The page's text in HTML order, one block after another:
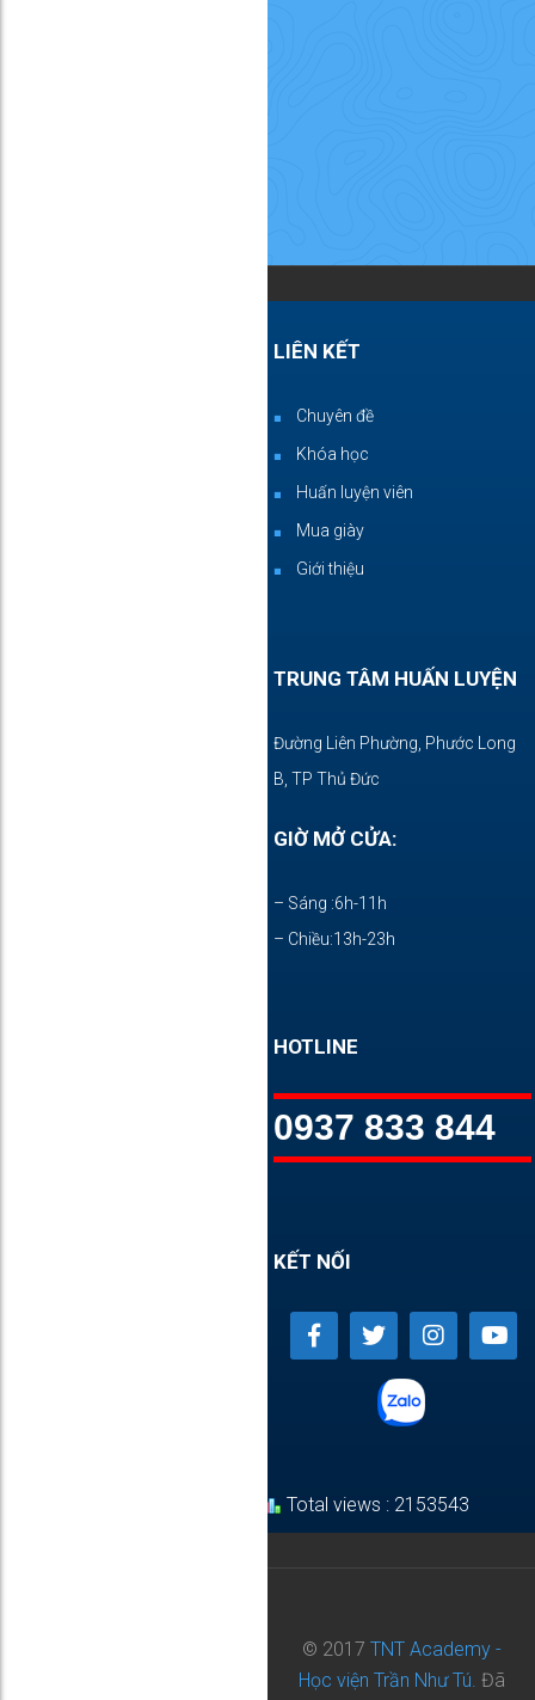
LIÊN KẾT
Chuyên đề
Khóa học
Huấn luyện viên
Mua giày
Giới thiệu
TRUNG TÂM HUẤN LUYỆN
Đường Liên Phường, Phước Long
B, TP Thủ Đức
GIỜ MỞ CỬA:
– Sáng :6h-11h
– Chiều:13h-23h
HOTLINE
0937 833 844
KẾT NỐI
Total views : 2153543
© 2017 TNT Academy -
Học viện Trần Như Tú. Đã